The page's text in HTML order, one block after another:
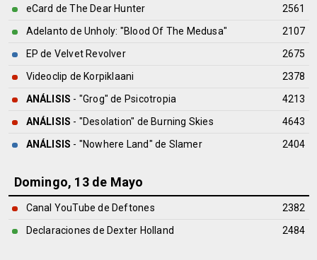
eCard de The Dear Hunter
2561
Adelanto de Unholy: "Blood Of The Medusa"
2107
EP de Velvet Revolver
2675
Videoclip de Korpiklaani
2378
ANÁLISIS - "Grog" de Psicotropia
4213
ANÁLISIS - "Desolation" de Burning Skies
4643
ANÁLISIS - "Nowhere Land" de Slamer 2404
Domingo, 13 de Mayo
Canal YouTube de Deftones
2382
Declaraciones de Dexter Holland
2484